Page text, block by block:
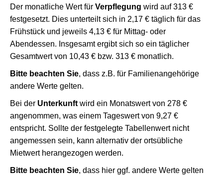
Der monatliche Wert für Verpflegung wird auf 313 €
festgesetzt. Dies unterteilt sich in 2,17 € täglich für das
Frühstück und jeweils 4,13 € für Mittag- oder
Abendessen. Insgesamt ergibt sich so ein täglicher
Gesamtwert von 10,43 € bzw. 313 € monatlich.
Bitte beachten Sie, dass z.B. für Familienangehörige
andere Werte gelten.
Bei der Unterkunft wird ein Monatswert von 278 €
angenommen, was einem Tageswert von 9,27 €
entspricht. Sollte der festgelegte Tabellenwert nicht
angemessen sein, kann alternativ der ortsübliche
Mietwert herangezogen werden.
Bitte beachten Sie, dass hier ggf. andere Werte gelten